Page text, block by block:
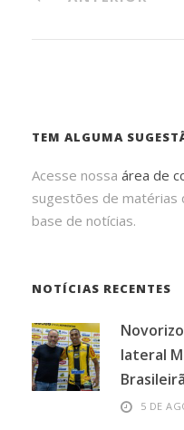
TEM ALGUMA
Acesse nossa área de
sugestões de matérias
base de notícias.
NOTÍCIAS RECENTES
lateral
5 DE